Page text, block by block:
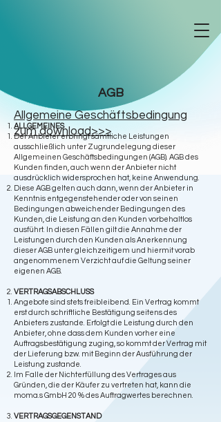
AGB
Allgemeine Geschäftsbedingung
zum download>>>
ALLGEMEINES
Der Anbieter erbringt sämtliche Leistungen
ausschließlich unter Zugrundelegung dieser
Allgemeinen Geschäftsbedingungen (AGB). AGB des
Kunden finden, auch wenn der Anbieter nicht
ausdrücklich widersprochen hat, keine Anwendung.
Diese AGB gelten auch dann, wenn der Anbieter in
Kenntnis entgegenstehender oder von seinen
Bedingungen abweichender Bedingungen des
Kunden, die Leistung an den Kunden vorbehaltlos
ausführt. In diesen Fällen gilt die Annahme der
Leistungen durch den Kunden als Anerkennung
dieser AGB unter gleichzeitigem und hiermit vorab
angenommenem Verzicht auf die Geltung seiner
eigenen AGB.
VERTRAGSABSCHLUSS
Angebote sind stets freibleibend. Ein Vertrag kommt
erst durch schriftliche Bestätigung seitens des
Anbieters zustande. Erfolgt die Leistung durch den
Anbieter, ohne dass dem Kunden vorher eine
Auftragsbestätigung zuging, so kommt der Vertrag mit
der Lieferung bzw. mit Beginn der Ausführung der
Leistung zustande.
Im Falle der Nichterfüllung des Vertrages aus
Gründen, die der Käufer zu vertreten hat, kann die
moma.s GmbH 20 % des Auftragwertes berechnen.
VERTRAGSGEGENSTAND